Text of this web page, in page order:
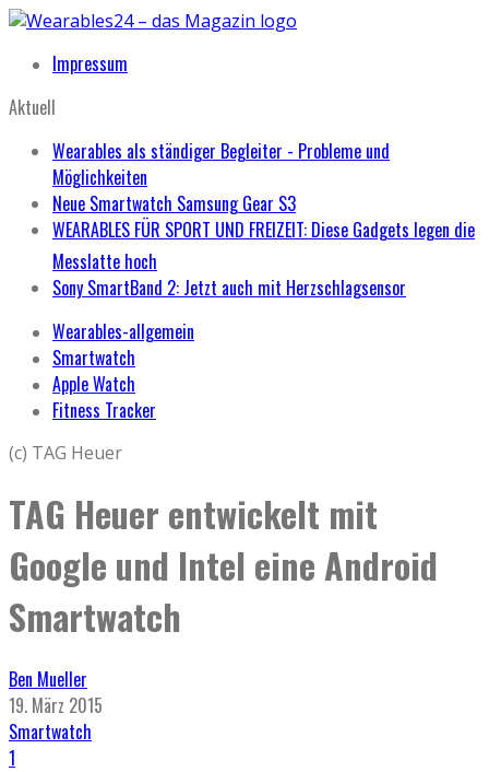
Impressum
Aktuell
Wearables als ständiger Begleiter - Probleme und
Möglichkeiten
Neue Smartwatch Samsung Gear S3
WEARABLES FÜR SPORT UND FREIZEIT: Diese Gadgets legen die
Messlatte hoch
Sony SmartBand 2: Jetzt auch mit Herzschlagsensor
Wearables-allgemein
Smartwatch
Apple Watch
Fitness Tracker
(c) TAG Heuer
TAG Heuer entwickelt mit
Google und Intel eine Android
Smartwatch
Ben Mueller
19. März 2015
Smartwatch
1